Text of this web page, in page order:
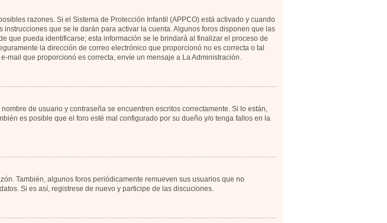
razones. Si el Sistema de Protección Infantil (APPCO) está activado y cuando
instrucciones que se le darán para activar la cuenta. Algunos foros disponen que las
que pueda identificarse; esta información se le brindará al finalizar el proceso de
la dirección de correo electrónico que proporcionó no es correcta o tal
mail que proporcionó es correcta, envíe un mensaje a La Administración.
de usuario y contraseña se encuentren escritos correctamente. Si lo están,
es posible que el foro esté mal configurado por su dueño y/o tenga fallos en la
También, algunos foros periódicamente remueven sus usuarios que no
Si es así, registrese de nuevo y participe de las discuciones.